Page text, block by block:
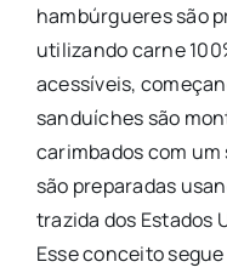
hambúrgueres são
utilizando carne
acessíveis,
sanduíches são
carimbados com
são preparadas
trazida dos Estados
Esse conceito